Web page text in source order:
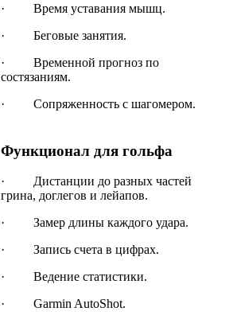
· Время уставания мышц.
· Беговые занятия.
· Временной прогноз по
состязаниям.
· Сопряженность с шагомером.
Функционал для гольфа
· Дистанции до разных частей
грина, доглегов и лейапов.
· Замер длины каждого удара.
· Запись счета в цифрах.
· Ведение статистики.
· Garmin AutoShot.